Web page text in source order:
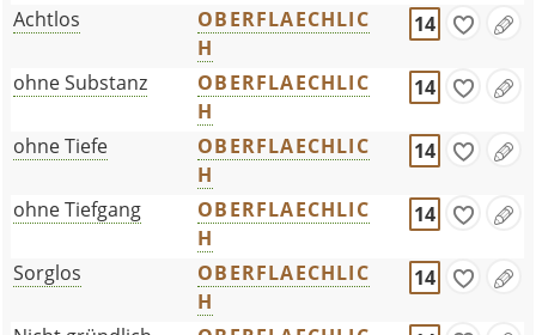
Achtlos
OBERFLAECHLIC
H
14
ohne Substanz
OBERFLAECHLIC
H
14
ohne Tiefe
OBERFLAECHLIC
H
14
ohne Tiefgang
OBERFLAECHLIC
H
14
Sorglos
OBERFLAECHLIC
H
14